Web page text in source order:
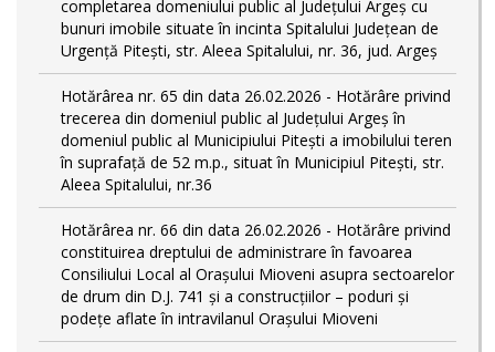
completarea domeniului public al Judeţului Argeş cu
bunuri imobile situate în incinta Spitalului Județean de
Urgență Pitești, str. Aleea Spitalului, nr. 36, jud. Argeș
Hotărârea nr. 65 din data 26.02.2026 - Hotărâre privind
trecerea din domeniul public al Judeţului Argeş în
domeniul public al Municipiului Pitești a imobilului teren
în suprafață de 52 m.p., situat în Municipiul Pitești, str.
Aleea Spitalului, nr.36
Hotărârea nr. 66 din data 26.02.2026 - Hotărâre privind
constituirea dreptului de administrare în favoarea
Consiliului Local al Orașului Mioveni asupra sectoarelor
de drum din D.J. 741 și a construcțiilor – poduri și
podețe aflate în intravilanul Orașului Mioveni